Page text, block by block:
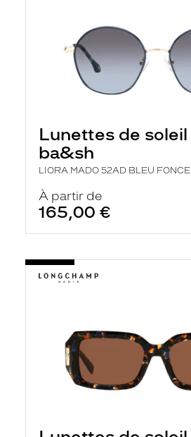
Lunettes de soleil
ba&sh
LIORA MADO 52AD BLEU FONCE
À partir de
165,00 €